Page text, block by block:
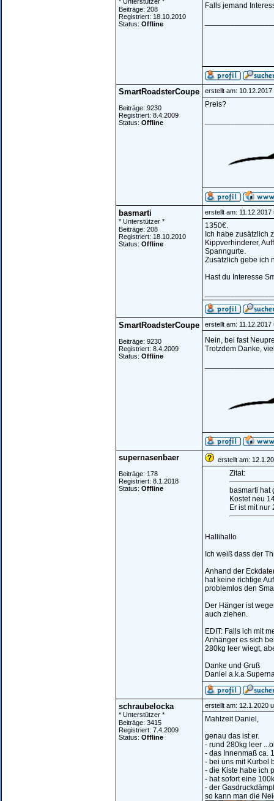
Beiträge: 208
Registriert: 18.10.2010
Status: Offline
Falls jemand
SmartRoadsterCoupe
Beiträge: 9230
Registriert: 8.4.2009
Status: Offline
erstellt am:
Preis?
basmarti
* Unterstützer *
Beiträge: 208
Registriert: 18.10.2010
Status: Offline
erstellt am: 11.12.2017
1350€.
Ich habe zusätzlich
Kippverhinderer,
Spanngurte.
Zusätzlich gebe ich
Hast du Interesse
SmartRoadsterCoupe
Beiträge: 9230
Registriert: 8.4.2009
Status: Offline
erstellt am: 11.12.2017
Nein, bei fast
Trotzdem Danke,
supernasenbaer
Beiträge: 178
Registriert: 8.1.2018
Status: Offline
erstellt am:
Zitat:
basmarti hat
Kostet neu
Er ist mit nur
Hallihallo
Ich weiß dass der
Anhand der
hat keine richtige
problemlos den
Der Hänger ist
auch ziehen.
EDIT: Falls ich mit
Anhänger es sich
280kg leer wiegt,
Danke und Gruß
Daniel a.k.a
schraubelocka
* Unterstützer *
Beiträge: 3415
Registriert: 7.4.2009
Status: Offline
erstellt am: 12.1.2020
Mahlzeit Daniel,
genau das ist er.
- rund 280kg leer
- das Innenmaß ca.
- bei uns mit Kurbel
- die Kiste habe ich
- hat sofort eine
- der
so kann man die